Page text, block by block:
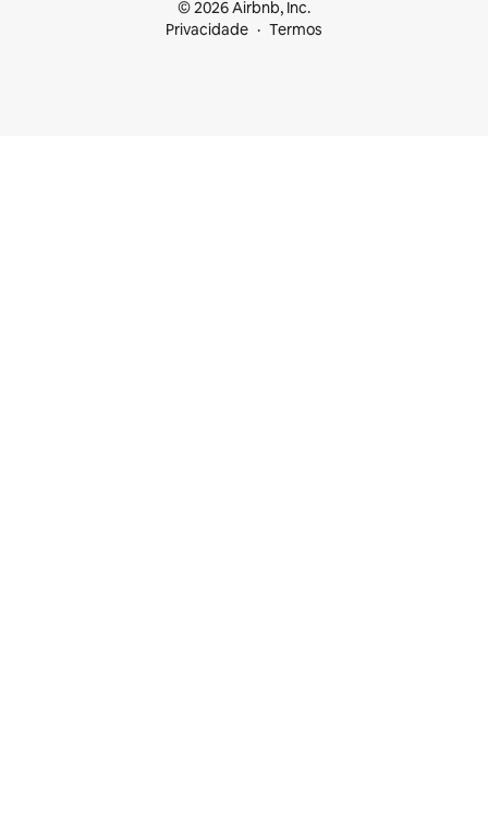
© 2026 Airbnb, Inc.
Privacidade
Termos